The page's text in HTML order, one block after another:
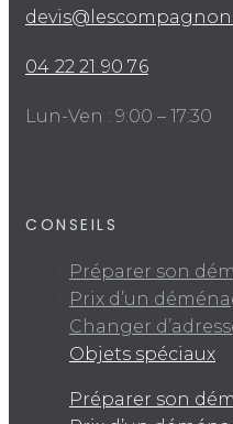
04 22 21 90 76
Lun-Ven : 9:00 – 17:30
CONSEILS
Préparer son
Prix d’un
Changer
Objets spéciaux
Préparer son